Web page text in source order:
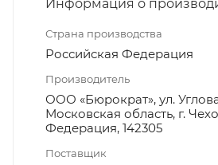
Информация о
Страна производства
Российская Федерация
Производитель
ООО «Бюрократ», ул.
Московская область, г.
Федерация, 142305
Поставщик